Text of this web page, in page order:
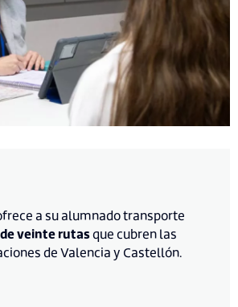
a su alumnado transporte
veinte rutasque cubren las
de Valencia y Castellón.